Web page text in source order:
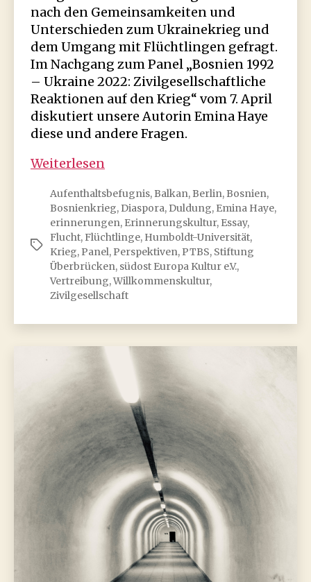
nach den Gemeinsamkeiten und
Unterschieden zum Ukrainekrieg und
dem Umgang mit Flüchtlingen gefragt.
Im Nachgang zum Panel „Bosnien 1992
– Ukraine 2022: Zivilgesellschaftliche
Reaktionen auf den Krieg“ vom 7. April
diskutiert unsere Autorin Emina Haye
diese und andere Fragen.
Weiterlesen
und
heute
Schlagwörter
Aufenthaltsbefugnis, Balkan, Berlin, Bosnien,
Bosnienkrieg, Diaspora, Duldung, Emina Haye,
erinnerungen, Erinnerungskultur, Essay,
Flucht, Flüchtlinge, Humboldt-Universität,
Krieg, Panel, Perspektiven, PTBS, Stiftung
Überbrücken, südost Europa Kultur e.V.,
Vertreibung,Willkommenskultur,
Zivilgesellschaft